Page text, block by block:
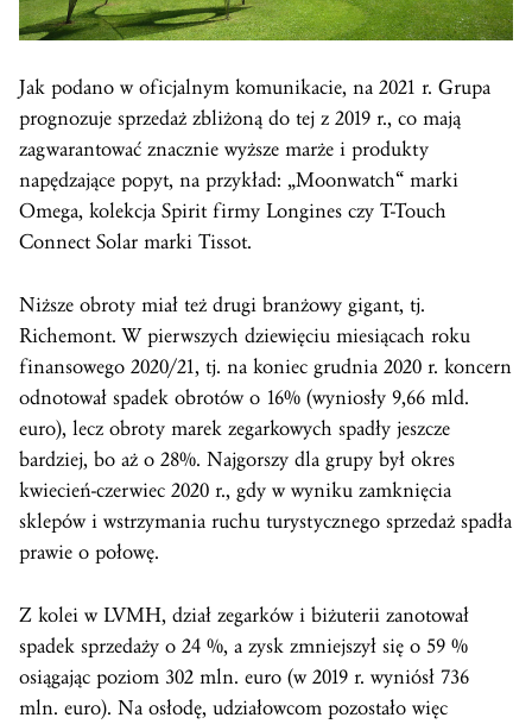
Jak podano w oficjalnym komunikacie, na 2021 r. Grupa
prognozuje sprzedaż zbliżoną do tej z 2019 r., co mają
zagwarantować znacznie wyższe marże i produkty
napędzające popyt, na przykład: „Moonwatch“ marki
Omega, kolekcja Spirit firmy Longines czy T-Touch
Connect Solar marki Tissot.
Niższe obroty miał też drugi branżowy gigant, tj.
Richemont. W pierwszych dziewięciu miesiącach roku
finansowego 2020/21, tj. na koniec grudnia 2020 r. koncern
odnotował spadek obrotów o 16% (wyniosły 9,66 mld.
euro), lecz obroty marek zegarkowych spadły jeszcze
bardziej, bo aż o 28%. Najgorszy dla grupy był okres
kwiecień-czerwiec 2020 r., gdy w wyniku zamknięcia
sklepów i wstrzymania ruchu turystycznego sprzedaż spadła
prawie o połowę.
Z kolei w LVMH, dział zegarków i biżuterii zanotował
spadek sprzedaży o 24 %, a zysk zmniejszył się o 59 %
osiągając poziom 302 mln. euro (w 2019 r. wyniósł 736
mln. euro). Na osłodę, udziałowcom pozostało więc